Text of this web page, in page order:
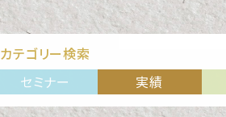
カテゴリー検索
セミナー 実績